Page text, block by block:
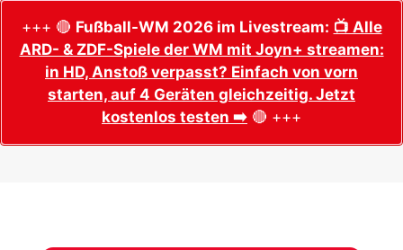
+++ 🔴 Fußball-WM 2026 im Livestream: 📺 Alle
ARD- & ZDF-Spiele der WM mit Joyn+ streamen:
in HD, Anstoß verpasst? Einfach von vorn
starten, auf 4 Geräten gleichzeitig. Jetzt
kostenlos testen ➡️ 🔴 +++